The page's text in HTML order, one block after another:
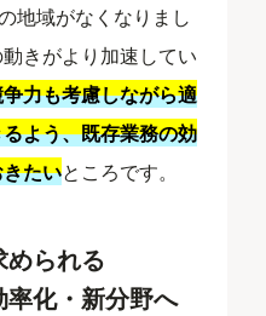
地域がなくなりまし
きがより加速してい
力も考慮しながら適
よう、既存業務の効
たいところです。
められる
率化・新分野へ